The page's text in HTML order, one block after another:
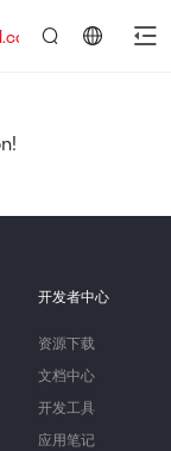
开发者中心
资源下载
文档中心
开发工具
应用笔记